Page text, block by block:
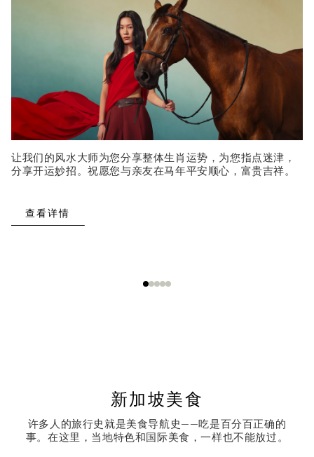
让我们的风水大师为您分享整体生肖运势，为您指点迷津，
分享开运妙招。祝愿您与亲友在马年平安顺心，富贵吉祥。
查看详情
新加坡美食
许多人的旅行史就是美食导航史——吃是百分百正确的
事。在这里，当地特色和国际美食，一样也不能放过。